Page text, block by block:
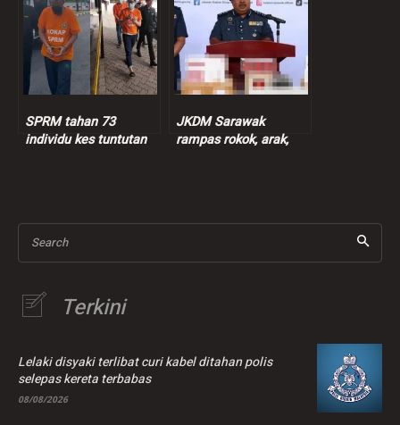
SPRM tahan 73
individu kes tuntutan
JKDM Sarawak
rampas rokok, arak,
Search
Terkini
Lelaki disyaki terlibat curi kabel ditahan polis
selepas kereta terbabas
08/08/2026